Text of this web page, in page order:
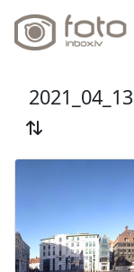
2021_04_13